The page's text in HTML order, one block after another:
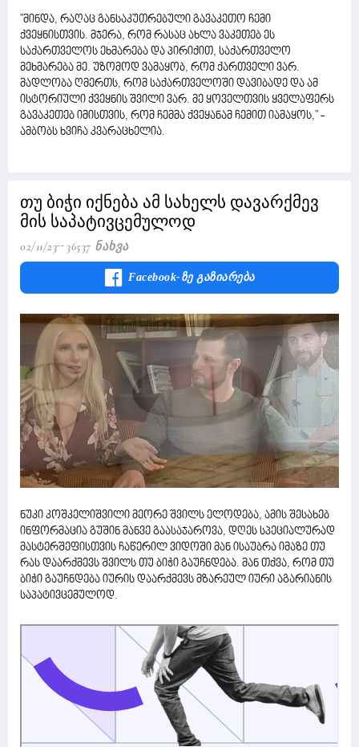
"მინდა, რაღაც განსაკუთრებული გავაკეთო ჩემი
ქვეყნისთვის. მჯერა, რომ რასაც ახლა ვაკეთებ ეს
საქართველოს ეხმარება და პირიქით, საქართველო
მეხმარება მე. უზომოდ ვამაყობ, რომ ქართველი ვარ.
მადლობა ღმერთს, რომ საქართველოში დავიბადე და ამ
ისტორიული ქვეყნის შვილი ვარ. მე ყოველთვის ყველაფერს
გავაკეთებ იმისთვის, რომ ჩემმა ქვეყანამ ჩემით იამაყოს," -
ამბობს ხვიჩა კვარაცხელია.
თუ ბიჭი იქნება ამ სახელს დავარქმევ
მის საპატივცემულოდ
02/11/23 36537 Ნახვა
Facebook-Ზე Გაზიარება
ნუკი კოშკელიშვილი მეორე შვილს ელოდება, ამის შესახებ
ინფორმაცია გუშინ მანვე გაასაჯაროვა, დღეს სპეციალურად
მასტერშეფისთვის ჩაწერილ ვიდოში მან ისაუბრა იმაზე თუ
რას დაარქმევს შვილს თუ ბიჭი გაუჩნდება. მან თქვა, რომ თუ
ბიჭი გაუჩნდება იურის დაარქმევს მზარეულ იური აგარიანის
საპატივცემულოდ.